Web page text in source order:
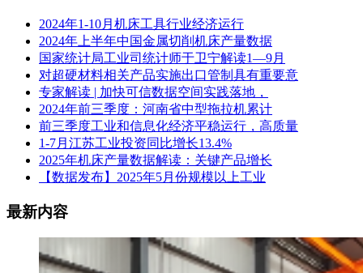
2024年1-10月机床工具行业经济运行
2024年上半年中国金属切削机床产量数据
国家统计局工业司统计师于卫宁解读1—9月
对超硬材料相关产品实施出口管制具有重要意
专家解读 | 加快可信数据空间实践落地，
2024年前三季度：河南省中型拖拉机累计
前三季度工业和信息化经济平稳运行，高质量
1-7月江苏工业投资同比增长13.4%
2025年机床产量数据解读：关键产品增长
【数据发布】2025年5月份规模以上工业
最新内容